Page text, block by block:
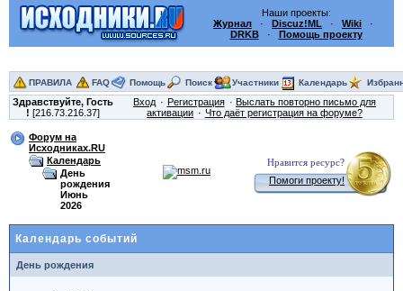
Наши проекты:
Журнал · Discuz!ML · Wiki ·
DRKB· Помощь проекту
ПРАВИЛА FAQ Помощь Поиск Участники Календарь
Здравствуйте, Гость
! [216.73.216.37]
Вход Регистрация
Выслать повторно письмо для
активации
Что даёт регистрация на форуме?
Форум на
Исходниках.RU
Календарь
День
рождения
Июнь
2026
Нравится ресурс?
Помоги проекту!
Календарь событий
День рождения